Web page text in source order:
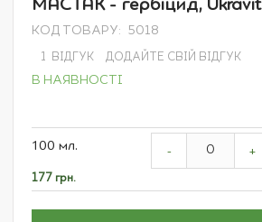
початку
галереї
зображень
МАСТАК - гербіцид, Ukravit
КОД ТОВАРУ 5018
1 ВІДГУК ДОДАЙТЕ СВІЙ ВІДГУК
В НАЯВНОСТІ
product
100 мл.
177 грн.
- +